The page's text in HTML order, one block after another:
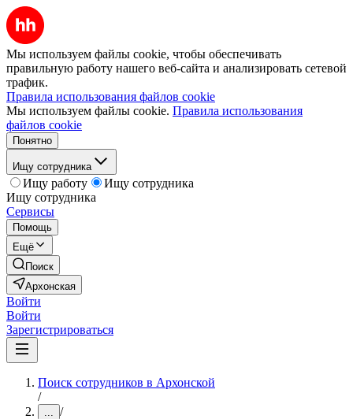
Мы используем файлы cookie, чтобы обеспечивать
правильную работу нашего веб-сайта и анализировать сетевой
трафик.
Правила использования файлов cookie
Мы используем файлы cookie. Правила использования
файлов cookie
Понятно
Ищу сотрудника
Ищу работу
Ищу сотрудника
Ищу сотрудника
Сервисы
Помощь
Ещё
Поиск
Архонская
Войти
Войти
Зарегистрироваться
Поиск сотрудников в Архонской
/
... /